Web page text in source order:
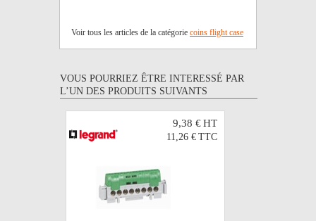
Voir tous les articles de la catégorie coins flight case
VOUS POURRIEZ ÊTRE INTERESSÉ PAR
L’UN DES PRODUITS SUIVANTS
9,38 €HT
11,26 € TTC